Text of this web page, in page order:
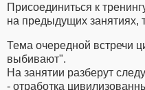
Присоединиться к
на предыдущих занятиях,
Тема очередной встречи
выбивают".
На занятии разберут
- отработка